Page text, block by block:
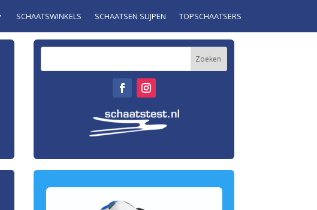
SCHAATSWINKELS SCHAATSEN SLIJPEN TOPSCHAATSERS